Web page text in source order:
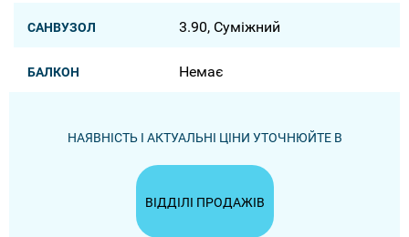
САНВУЗОЛ 3.90, Суміжний
БАЛКОН Немає
НАЯВНІСТЬ І АКТУАЛЬНІ ЦІНИ УТОЧНЮЙТЕ В
ВІДДІЛІ ПРОДАЖІВ